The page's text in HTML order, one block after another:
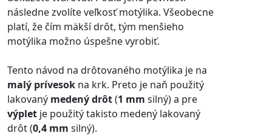
následne zvolíte veľkosť motýlika. Všeobecne
platí, že čím mäkší drôt, tým menšieho
motýlika možno úspešne vyrobiť.
Tento návod na drôtovaného motýlika je na
malý prívesok na krk. Preto je naň použitý
lakovaný medený drôt(1 mm silný) a pre
výplet je použitý takisto medený lakovaný
drôt (0,4 mm silný).